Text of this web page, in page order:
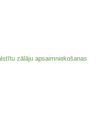
zālāju apsaimniekošanas